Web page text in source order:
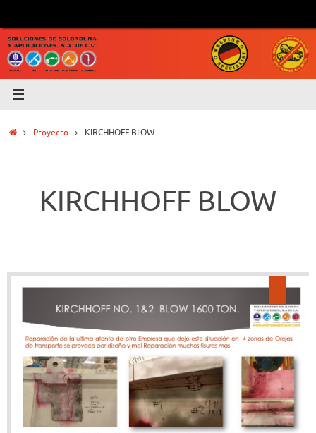
contenido
InicioProyecto KIRCHHOFF BLOW
KIRCHHOFF BLOW